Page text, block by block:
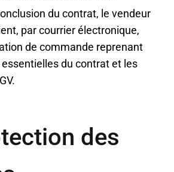
du contrat, le vendeur
par courrier électronique,
de commande reprenant
du contrat et les
des